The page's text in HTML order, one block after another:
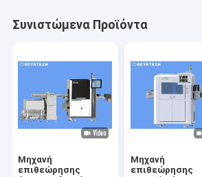
Συνιστώμενα Προϊόντα
Μηχανή
επιθεώρησης
Μηχανή
επιθεώρησης